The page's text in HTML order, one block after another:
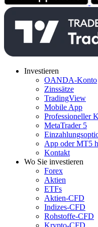
Investieren
OANDA-Konto
Zinssätze
TradingView
Mobile App
Professioneller
MetaTrader 5
App oder MT5
Kontakt
Wo Sie investieren
Forex
Aktien
ETFs
Aktien-CFD
Indizes-CFD
Rohstoffe-CFD
Krypto-CFD